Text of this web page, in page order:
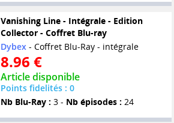
Vanishing Line - Intégrale - Edition
Collector - Coffret Blu-ray
Dybex- Coffret Blu-Ray - intégrale
8.96 €
Article disponible
Points fidelités : 0
Nb Blu-Ray : 3 - Nb épisodes : 24